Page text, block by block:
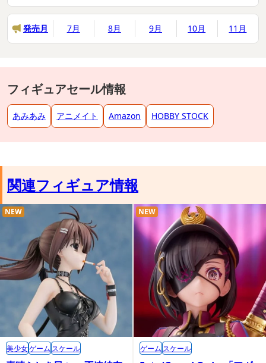
発売月 7月 8月 9月 10月 11月
フィギュアセール情報
あみあみ アニメイト Amazon HOBBY STOCK
関連フィギュア情報
NEW
美少女ゲーム スケール
NEW
ゲーム スケール